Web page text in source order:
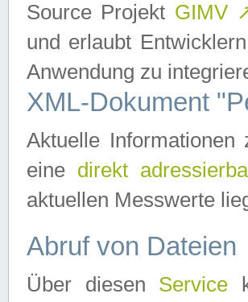
Source Projekt GIMV
und erlaubt
Anwendung zu
XML-Dokument
Aktuelle
eine direkt
aktuellen Messwerte
Abruf von Dateien
Über diesen Service